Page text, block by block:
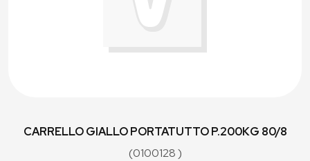
CARRELLO GIALLO PORTATUTTO P.200KG 80/8
(0100128 )